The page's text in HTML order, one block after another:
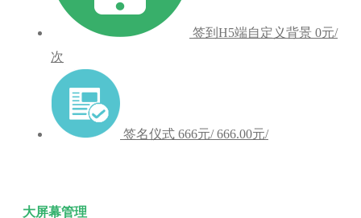
签到H5端自定义背景 0元/
次
签名仪式 666元/ 666.00元/
大屏幕管理